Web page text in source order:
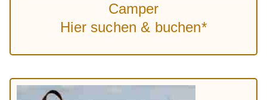
Camper
Hier suchen & buchen*